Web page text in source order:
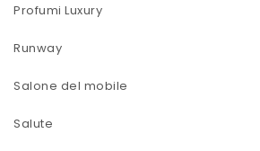
Profumi Luxury
Runway
Salone del mobile
Salute